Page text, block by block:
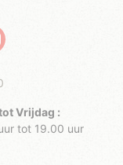
Vrijdag :
tot 19.00 uur